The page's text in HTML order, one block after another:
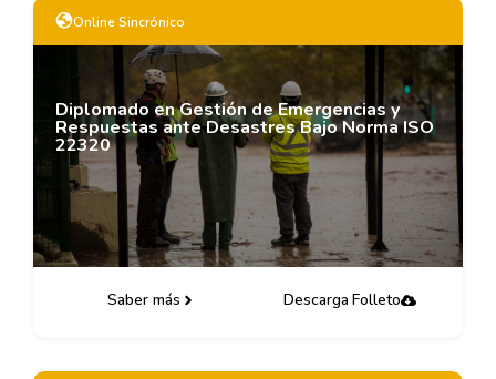
Online Sincrónico
Diplomado en Gestión de Emergencias y
Respuestas ante Desastres Bajo Norma ISO
22320
Saber más Descarga Folleto